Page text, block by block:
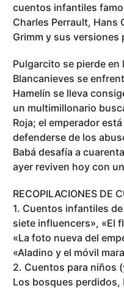
cuentos infantiles
Charles Perrault, Hans
Grimm y sus
Pulgarcito se pierde
Blancanieves se
Hamelín se lleva
un multimillonario
Roja; el emperador
defenderse de los
Babá desafía a
ayer reviven hoy con
RECOPILACIONES DE
1. Cuentos infantiles
siete influencers», «El
«La foto nueva del
«Aladino y el móvil
2. Cuentos para niños
Los bosques perdidos,